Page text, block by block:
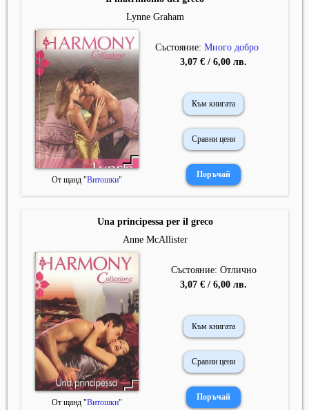
Lynne Graham
От щанд "Витошки"
Състояние: Много добро
3,07 € / 6,00 лв.
Към книгата
Сравни цени
Una principessa per il greco
Anne McAllister
От щанд "Витошки"
Състояние: Отлично
3,07 € / 6,00 лв.
Към книгата
Сравни цени